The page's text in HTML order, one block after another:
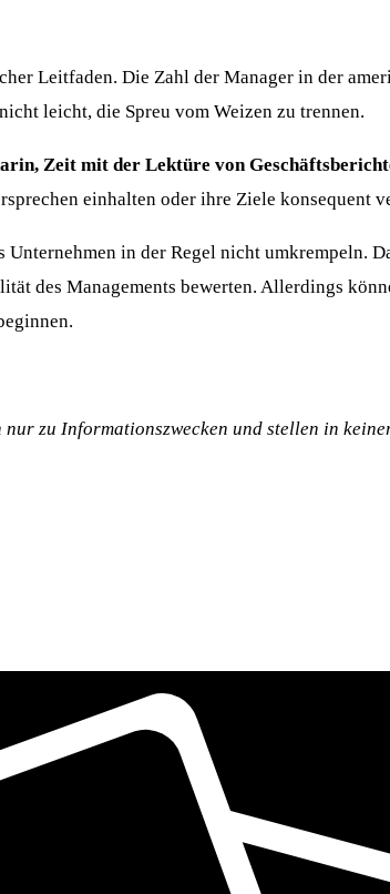
Leitfaden. Die Zahl der Manager in der
leicht, die Spreu vom Weizen zu trennen.
Zeit mit der Lektüre von
einhalten oder ihre Ziele konsequent
in der Regel nicht umkrempeln.
des Managements bewerten. Allerdings
zu Informationszwecken und stellen in